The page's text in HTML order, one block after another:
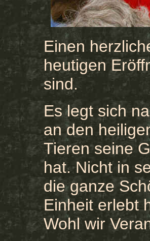
Einen
heutigen
sind.
Es legt sich
an den
Tieren seine
hat. Nicht in
die ganze
Einheit erlebt
Wohl wir